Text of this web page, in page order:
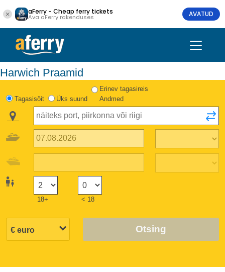
aFerry - Cheap ferry tickets
Ava aFerry rakenduses AVATUD
Harwich Praamid
Tagasisõit Üks suund
Erinev tagasireis
Andmed
18+ < 18
Otsing